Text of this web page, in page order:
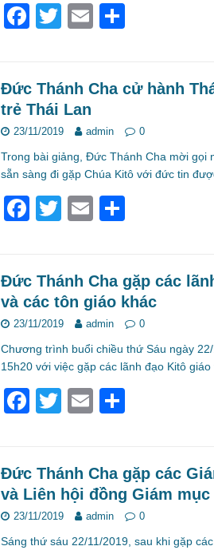
F
e
b
o
o
k
T
er
E
e
Đức Thánh Cha cử hành
trẻ Thái Lan
23/11/2019 admin 0
Trong bài giảng, Đức Thánh Cha mời gọi
sẵn sàng đi gặp Chúa Kitô với đức tin
F
e
b
o
o
k
T
er
E
e
Đức Thánh Cha gặp các
và các tôn giáo khác
23/11/2019 admin 0
Chương trình buổi chiều thứ Sáu ngày
15h20 với việc gặp các lãnh đạo Kitô giáo
F
e
b
o
T
er
E
e
Đức Thánh Cha gặp các
và Liên hội đồng Giám mục
23/11/2019 admin 0
Sáng thứ sáu 22/11/2019, sau khi gặp